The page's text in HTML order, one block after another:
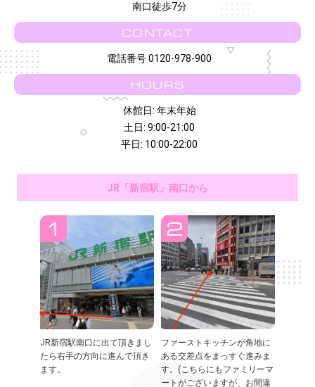
南口徒歩7分
CONTACT
電話番号 0120-978-900
HOURS
休館日: 年末年始
土日: 9:00-21:00
平日: 10:00-22:00
JR「新宿駅」南口から
JR新宿駅南口に出て頂きまし
たら右手の方向に進んで頂き
ます。
ファーストキッチンが角地に
ある交差点をまっすぐ進みま
す。(こちらにもファミリーマ
ートがございますが、お間違